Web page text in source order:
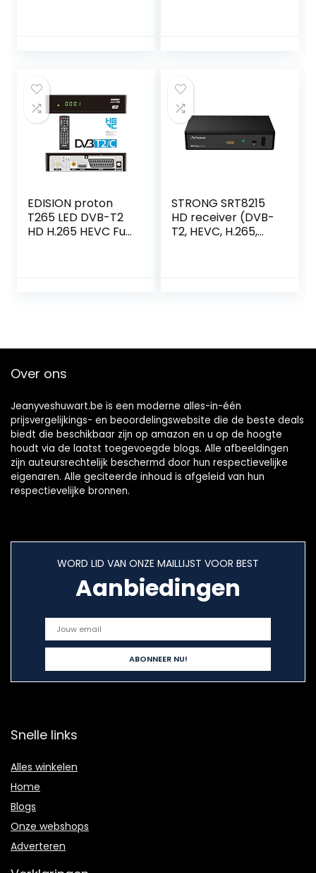
YouTube, DLNA)
Ready, USB 2.0, 12V,
antenne) zwart
EDISION proton
T265 LED DVB-T2
HD H.265 HEVC Full
STRONG SRT8215
HD receiver (DVB-
T2, HEVC, H.265,
Over ons
Jeanyveshuwart.be is een moderne alles-in-één
prijsvergelijkings- en beoordelingswebsite die de beste deals
biedt die beschikbaar zijn op amazon en u op de hoogte
houdt via de laatst toegevoegde blogs. Alle afbeeldingen
zijn auteursrechtelijk beschermd door hun respectievelijke
eigenaren. Alle geciteerde inhoud is afgeleid van hun
respectievelijke bronnen.
WORD LID VAN ONZE MAILLIJST VOOR BEST
Aanbiedingen
Snelle links
Alles winkelen
Home
Blogs
Onze webshops
Adverteren